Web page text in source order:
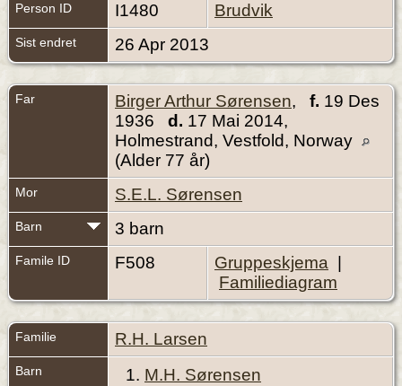
Person ID I1480 Brudvik
Sist endret 26 Apr 2013
Far Birger Arthur Sørensen, f. 19 Des
1936 d. 17 Mai 2014,
Holmestrand, Vestfold, Norway
(Alder 77 år)
Mor S.E.L. Sørensen
Barn 3 barn
Famile ID F508 Gruppeskjema
Familiediagram
Familie R.H. Larsen
Barn 1. M.H. Sørensen